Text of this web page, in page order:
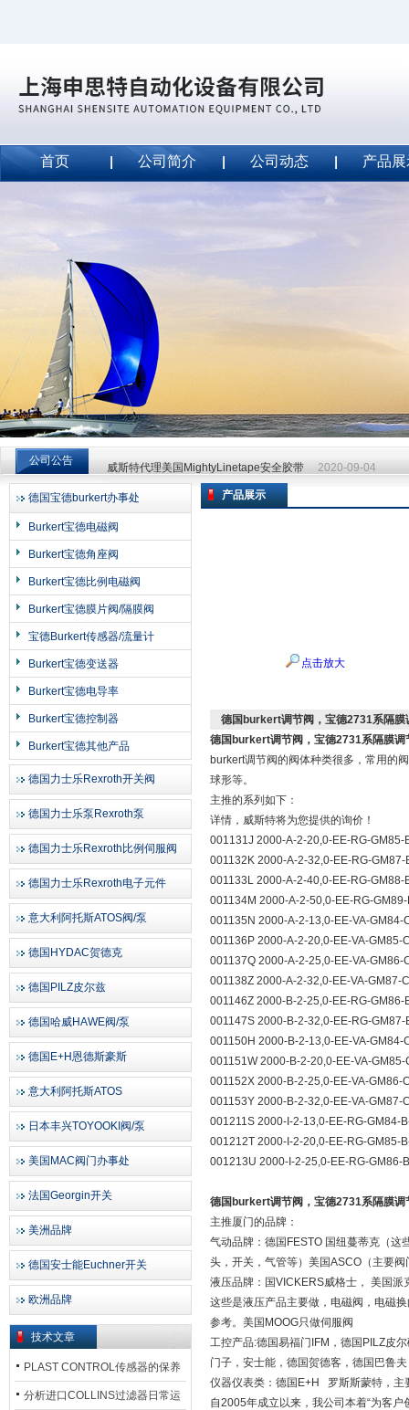
上海申思特自动化设备有限公司
首页 公司简介 公司动态 产品
公司公告
威斯特代理美国MightyLinetape安全胶带 2020-09-04
威斯特代理美国MightyLinetape安全胶带 2020-09-04
威斯特代理美国MightyLinetape安全胶带
德国宝德burkert办事处
Burkert宝德电磁阀
Burkert宝德角座阀
Burkert宝德比例电磁阀
Burkert宝德膜片阀/隔膜阀
宝德Burkert传感器/流量计
Burkert宝德变送器
Burkert宝德电导率
Burkert宝德控制器
Burkert宝德其他产品
德国力士乐Rexroth开关阀
德国力士乐泵Rexroth泵
德国力士乐Rexroth比例伺服阀
德国力士乐Rexroth电子元件
意大利阿托斯ATOS阀/泵
德国HYDAC贺德克
德国PILZ皮尔兹
德国哈威HAWE阀/泵
德国E+H恩德斯豪斯
意大利阿托斯ATOS
日本丰兴TOYOOKI阀/泵
美国MAC阀门办事处
法国Georgin开关
美洲品牌
德国安士能Euchner开关
欧洲品牌
技术文章
PLAST CONTROL传感器的保养
方法
分析进口COLLINS过滤器日常运
产品展示
点击放大
德国burkert调节阀，宝德2731系隔膜
德国burkert调节阀，宝德2731系隔膜调
burkert调节阀的阀体种类很多，常用的
球形等。
主推的系列如下：
详情，威斯特将为您提供的询价！
001131J 2000-A-2-20,0-EE-RG-GM85-
001132K 2000-A-2-32,0-EE-RG-GM87-
001133L 2000-A-2-40,0-EE-RG-GM88-
001134M 2000-A-2-50,0-EE-RG-GM89-
001135N 2000-A-2-13,0-EE-VA-GM84-
001136P 2000-A-2-20,0-EE-VA-GM85-
001137Q 2000-A-2-25,0-EE-VA-GM86-
001138Z 2000-A-2-32,0-EE-VA-GM87-
001146Z 2000-B-2-25,0-EE-RG-GM86-
001147S 2000-B-2-32,0-EE-RG-GM87-
001150H 2000-B-2-13,0-EE-VA-GM84-
001151W 2000-B-2-20,0-EE-VA-GM85-
001152X 2000-B-2-25,0-EE-VA-GM86-
001153Y 2000-B-2-32,0-EE-VA-GM87-
001211S 2000-I-2-13,0-EE-RG-GM84-
001212T 2000-I-2-20,0-EE-RG-GM85-
001213U 2000-I-2-25,0-EE-RG-GM86-
德国burkert调节阀，宝德2731系隔膜调
主推厦门的品牌：
气动品牌：德国FESTO 国纽蔓蒂克（这
头，开关，气管等）美国ASCO（主要
液压品牌：国VICKERS威格士， 美国
这些是液压产品主要做，电磁阀，电磁
参考。美国MOOG只做伺服阀
工控产品:德国易福门IFM，德国PILZ皮
门子，安士能，德国贺德客，德国巴鲁
仪器仪表类：德国E+H 罗斯斯蒙特，主
自2005年成立以来，我公司本着“为客